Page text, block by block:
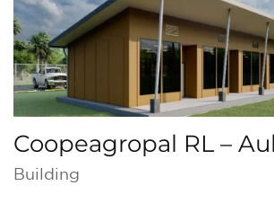
Coopeagropal RL –
capacitación INA
Building